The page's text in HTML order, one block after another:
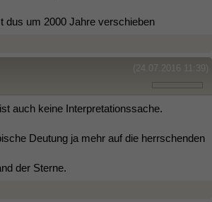
dus um 2000 Jahre verschieben
(24.07.2016 11:39)
auch keine Interpretationssache.
Deutung ja mehr auf die herrschenden
der Sterne.